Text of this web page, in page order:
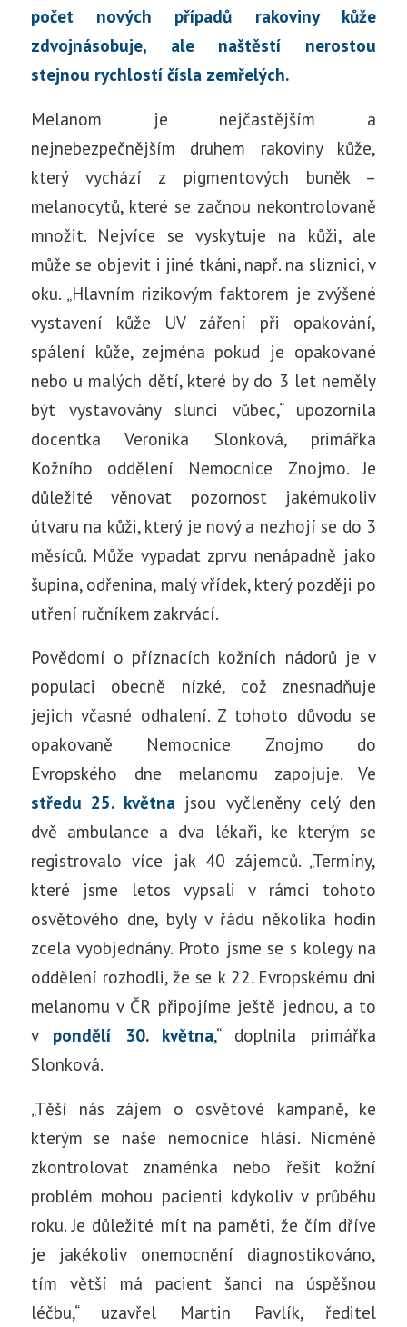
počet nových případů rakoviny kůže
zdvojnásobuje, ale naštěstí nerostou
stejnou rychlostí čísla zemřelých.
Melanom je nejčastějším a
nejnebezpečnějším druhem rakoviny kůže,
který vychází z pigmentových buněk –
melanocytů, které se začnou nekontrolovaně
množit. Nejvíce se vyskytuje na kůži, ale
může se objevit i jiné tkáni, např. na sliznici, v
oku. „Hlavním rizikovým faktorem je zvýšené
vystavení kůže UV záření při opakování,
spálení kůže, zejména pokud je opakované
nebo u malých dětí, které by do 3 let neměly
být vystavovány slunci vůbec,“ upozornila
docentka Veronika Slonková, primářka
Kožního oddělení Nemocnice Znojmo. Je
důležité věnovat pozornost jakémukoliv
útvaru na kůži, který je nový a nezhojí se do 3
měsíců. Může vypadat zprvu nenápadně jako
šupina, odřenina, malý vřídek, který později po
utření ručníkem zakrvácí.
Povědomí o příznacích kožních nádorů je v
populaci obecně nízké, což znesnadňuje
jejich včasné odhalení. Z tohoto důvodu se
opakovaně Nemocnice Znojmo do
Evropského dne melanomu zapojuje. Ve
středu 25. květnajsou vyčleněny celý den
dvě ambulance a dva lékaři, ke kterým se
registrovalo více jak 40 zájemců. „Termíny,
které jsme letos vypsali v rámci tohoto
osvětového dne, byly v řádu několika hodin
zcela vyobjednány. Proto jsme se s kolegy na
oddělení rozhodli, že se k 22. Evropskému dni
melanomu v ČR připojíme ještě jednou, a to
v pondělí 30. května,“ doplnila primářka
Slonková.
„Těší nás zájem o osvětové kampaně, ke
kterým se naše nemocnice hlásí. Nicméně
zkontrolovat znaménka nebo řešit kožní
problém mohou pacienti kdykoliv v průběhu
roku. Je důležité mít na paměti, že čím dříve
je jakékoliv onemocnění diagnostikováno,
tím větší má pacient šanci na úspěšnou
léčbu,“ uzavřel Martin Pavlík, ředitel